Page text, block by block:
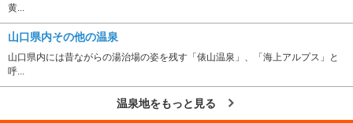
黄...
山口県内その他の温泉
山口県内には昔ながらの湯治場の姿を残す「俵山温泉」、「海上アルプス」と
呼...
温泉地をもっと見る